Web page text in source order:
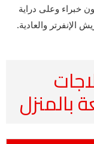
خبراء وعلى دراية
الإنفرتر والعادية.